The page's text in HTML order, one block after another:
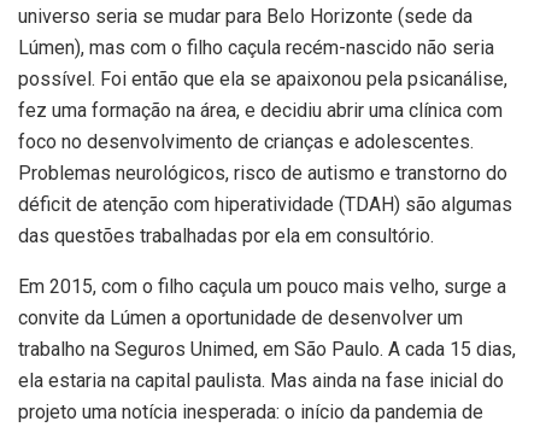
universo seria se mudar para Belo Horizonte (sede da
Lúmen), mas com o filho caçula recém-nascido não seria
possível. Foi então que ela se apaixonou pela psicanálise,
fez uma formação na área, e decidiu abrir uma clínica com
foco no desenvolvimento de crianças e adolescentes.
Problemas neurológicos, risco de autismo e transtorno do
déficit de atenção com hiperatividade (TDAH) são algumas
das questões trabalhadas por ela em consultório.
Em 2015, com o filho caçula um pouco mais velho, surge a
convite da Lúmen a oportunidade de desenvolver um
trabalho na Seguros Unimed, em São Paulo. A cada 15 dias,
ela estaria na capital paulista. Mas ainda na fase inicial do
projeto uma notícia inesperada: o início da pandemia de